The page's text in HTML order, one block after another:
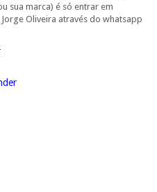
sua marca) é só entrar em
Oliveira através do whatsapp